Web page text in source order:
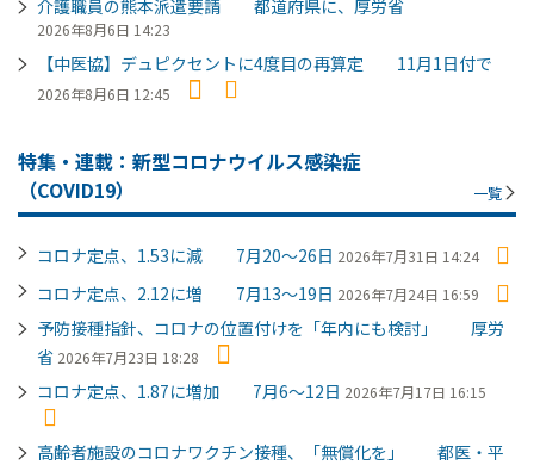
介護職員の熊本派遣要請 都道府県に、厚労省
2026年8月6日 14:23
【中医協】デュピクセントに4度目の再算定 11月1日付で
2026年8月6日 12:45
特集・連載：新型コロナウイルス感染症
（COVID19）
一覧
コロナ定点、1.53に減 7月20～26日 2026年7月31日 14:24
コロナ定点、2.12に増 7月13～19日 2026年7月24日 16:59
予防接種指針、コロナの位置付けを「年内にも検討」 厚労
省 2026年7月23日 18:28
コロナ定点、1.87に増加 7月6～12日 2026年7月17日 16:15
高齢者施設のコロナワクチン接種、「無償化を」 都医・平